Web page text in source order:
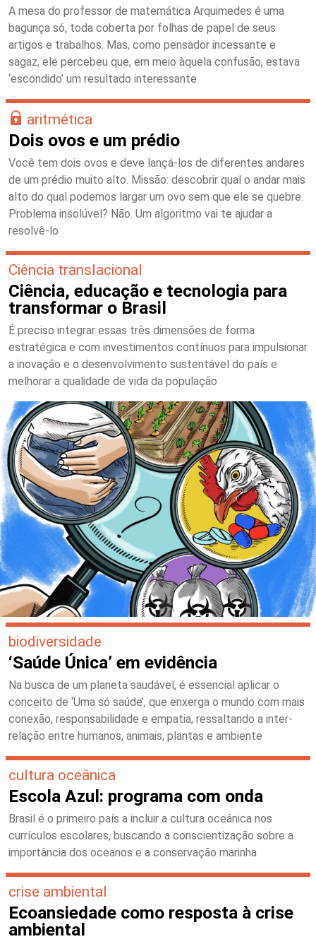
A mesa do professor de matemática Arquimedes é uma
bagunça só, toda coberta por folhas de papel de seus
artigos e trabalhos. Mas, como pensador incessante e
sagaz, ele percebeu que, em meio àquela confusão, estava
‘escondido’ um resultado interessante
aritmética
Dois ovos e um prédio
Você tem dois ovos e deve lançá-los de diferentes andares
de um prédio muito alto. Missão: descobrir qual o andar mais
alto do qual podemos largar um ovo sem que ele se quebre.
Problema insolúvel? Não. Um algoritmo vai te ajudar a
resolvê-lo
Ciência translacional
Ciência, educação e tecnologia para
transformar o Brasil
É preciso integrar essas três dimensões de forma
estratégica e com investimentos contínuos para impulsionar
a inovação e o desenvolvimento sustentável do país e
melhorar a qualidade de vida da população
biodiversidade
‘Saúde Única’ em evidência
Na busca de um planeta saudável, é essencial aplicar o
conceito de ‘Uma só saúde’, que enxerga o mundo com mais
conexão, responsabilidade e empatia, ressaltando a inter-
relação entre humanos, animais, plantas e ambiente
cultura oceânica
Escola Azul: programa com onda
Brasil é o primeiro país a incluir a cultura oceânica nos
currículos escolares, buscando a conscientização sobre a
importância dos oceanos e a conservação marinha
crise ambiental
Ecoansiedade como resposta à crise
ambiental